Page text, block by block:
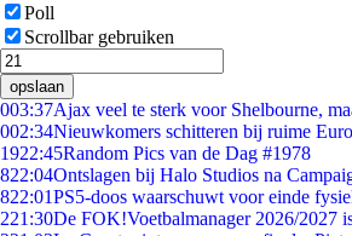
Poll
Scrollbar gebruiken
opslaan
003:37Ajax veel te sterk voor Shelbourne,
002:34Nieuwkomers schitteren bij ruime
1922:45Random Pics van de Dag #1978
822:04Ontslagen bij Halo Studios na
822:01PS5-doos waarschuwt voor einde
221:30De FOK!Voetbalmanager 2026/2027